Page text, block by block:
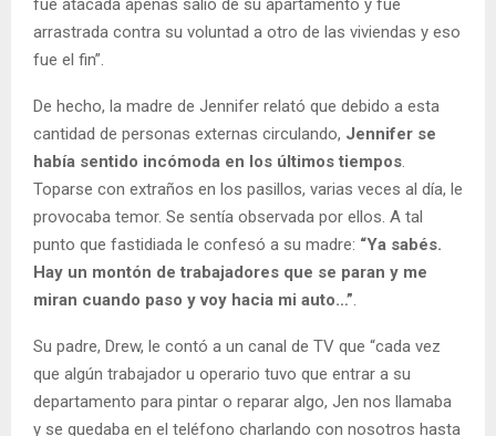
fue atacada apenas salió de su apartamento y fue
arrastrada contra su voluntad a otro de las viviendas y eso
fue el fin”.
De hecho, la madre de Jennifer relató que debido a esta
cantidad de personas externas circulando, Jennifer se
había sentido incómoda en los últimos tiempos.
Toparse con extraños en los pasillos, varias veces al día, le
provocaba temor. Se sentía observada por ellos. A tal
punto que fastidiada le confesó a su madre: “Ya sabés.
Hay un montón de trabajadores que se paran y me
miran cuando paso y voy hacia mi auto…”.
Su padre, Drew, le contó a un canal de TV que “cada vez
que algún trabajador u operario tuvo que entrar a su
departamento para pintar o reparar algo, Jen nos llamaba
y se quedaba en el teléfono charlando con nosotros hasta